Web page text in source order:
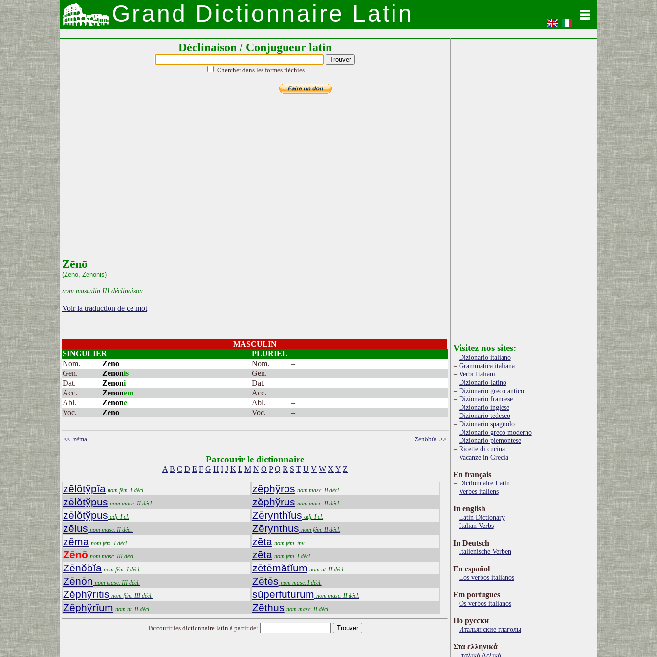
Grand Dictionnaire Latin
Déclinaison / Conjugueur latin
Chercher dans les formes fléchies
Zēnō
(Zeno, Zenonis)
nom masculin III déclinaison
Voir la traduction de ce mot
MASCULIN
SINGULIER
Nom.
Zeno
Gen.
Zenonis
Dat.
Zenoni
Acc.
Zenonem
Abl.
Zenone
Voc.
Zeno
PLURIEL
Nom.
–
Gen.
–
Dat.
–
Acc.
–
Abl.
–
Voc.
–
<< zĕma Zēnŏbĭa >>
Parcourir le dictionnaire
A B C D E F G H I J K L M N O P Q R S T U V W X Y Z
zēlŏtўpĭa nom fém. I décl.
zēlŏtўpus nom masc. II décl.
zēlŏtўpus adj. I cl.
zēlus nom masc. II décl.
zĕma nom fém. I décl.
Zēnō nom masc. III décl.
Zēnŏbĭa nom fém. I décl.
Zēnōn nom masc. III décl.
Zĕphўrītis nom fém. III décl.
Zĕphўrĭum nom nt. II décl.
zĕphўros nom masc. II décl.
zĕphўrus nom masc. II décl.
Zērynthĭus adj. I cl.
Zērynthus nom fém. II décl.
zēta nom fém. inv.
zēta nom fém. I décl.
zētēmătĭum nom nt. II décl.
Zētēs nom masc. I décl.
sŭperfuturum nom masc. II décl.
Zēthus nom masc. II décl.
Parcourir les dictionnaire latin à partir de:
Visitez nos sites:
Dizionario italiano
Grammatica italiana
Verbi Italiani
Dizionario-latino
Dizionario greco antico
Dizionario francese
Dizionario inglese
Dizionario tedesco
Dizionario spagnolo
Dizionario greco moderno
Dizionario piemontese
Ricette di cucina
Vacanze in Grecia
En français
Dictionnaire Latin
Verbes italiens
In english
Latin Dictionary
Italian Verbs
In Deutsch
Italienische Verben
En español
Los verbos italianos
Em portugues
Os verbos italianos
По русски
Итальянские глаголы
Στα ελληνικά
Ιταλικό Λεξικό